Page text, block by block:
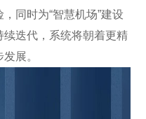
同时为“智慧机场”建设
迭代，系统将朝着更精
展。